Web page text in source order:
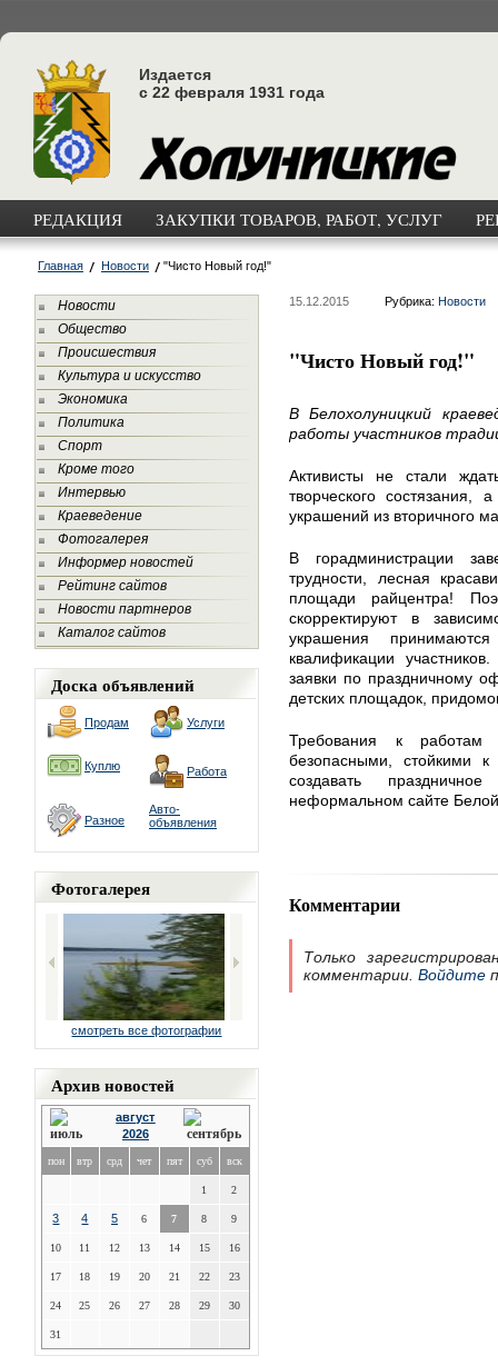
Издается
с 22 февраля 1931 года
РЕДАКЦИЯ ЗАКУПКИ ТОВАРОВ, РАБОТ, УСЛУГ
Главная Новости "Чисто Новый год!"
Новости
Общество
Происшествия
Культура и искусство
Экономика
Политика
Спорт
Кроме того
Интервью
Краеведение
Фотогалерея
Информер новостей
Рейтинг сайтов
Новости партнеров
Каталог сайтов
Доска объявлений
Продам Услуги
Куплю Работа
Разное
Авто-
объявления
Фотогалерея
смотреть все фотографии
Архив новостей
август
2026
пон втр срд чет пят суб вск
1 2
3 4 5 6 7 8 9
10 11 12 13 14 15 16
17 18 19 20 21 22 23
24 25 26 27 28 29 30
31
15.12.2015 Рубрика: Новости
"Чисто Новый год!"
В Белохолуницкий
работы участников
Активисты не стали
творческого
украшений из вторичного
В горадминистрации
трудности, лесная
площади райцентра!
скорректируют в
украшения
квалификации
заявки по праздничному
детских площадок,
Требования к
безопасными, стойкими
создавать
неформальном сайте
Комментарии
Только
комментарии. Войдите